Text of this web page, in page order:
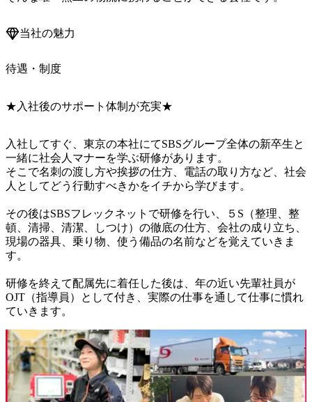
当社の魅力
待遇・制度
★入社後のサポート体制が充実★
入社してすぐ、東京の本社にてSBSグループ全体の新卒生と
一緒に社会人マナーを学ぶ研修があります。
そこで名刺の渡し方や挨拶の仕方、電話の取り方など、社会
人としてどう行動すべきかをイチから学びます。
その後はSBSフレックネットで研修を行い、５S（整理、整
頓、清掃、清潔、しつけ）の徹底の仕方、会社の成り立ち、
現場の器具、乗り物、使う備品の名前などを覚えていきま
す。
研修を終えて配属先に着任した後は、年の近い先輩社員が
OJT（指導員）として付き、実際の仕事を通して仕事に慣れ
ていきます。